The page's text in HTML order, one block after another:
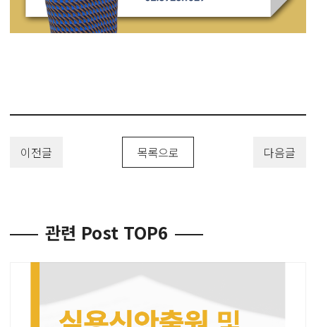
이전글 목록으로 다음글
관련 Post TOP6